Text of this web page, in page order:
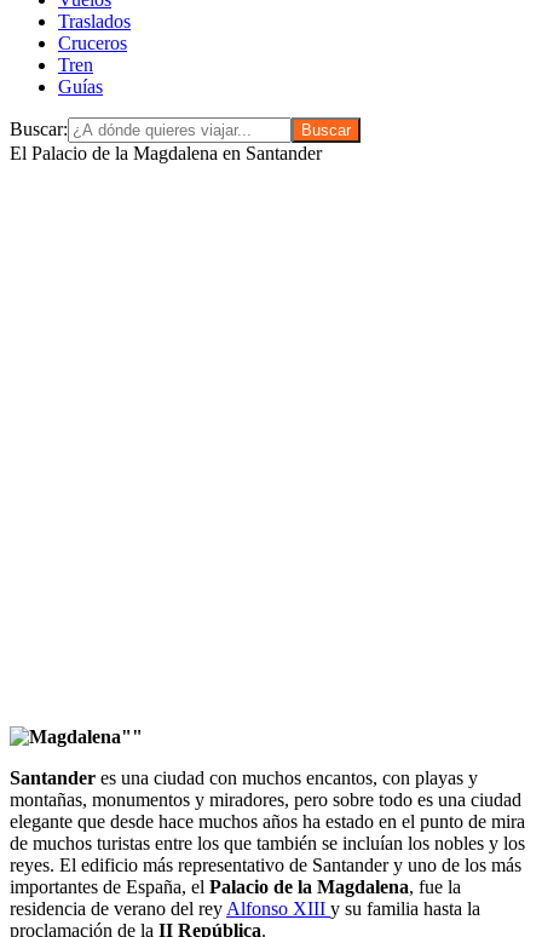
Traslados
Cruceros
Tren
Guías
Buscar:
El Palacio de la Magdalena en Santander
Santander es una ciudad con muchos encantos, con playas y
montañas, monumentos y miradores, pero sobre todo es una ciudad
elegante que desde hace muchos años ha estado en el punto de mira
de muchos turistas entre los que también se incluían los nobles y los
reyes. El edificio más representativo de Santander y uno de los más
importantes de España, el Palacio de la Magdalena, fue la
residencia de verano del rey Alfonso XIII y su familia hasta la
proclamación de la II República.